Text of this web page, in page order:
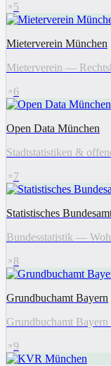
5
Mieterverein München
Mieterverein —
6
Open Data München
Stadtstatistiken &
7
Statistisches
Bundesstatistik —
8
Grundbuchamt Bayern
Grundbuchamt
9